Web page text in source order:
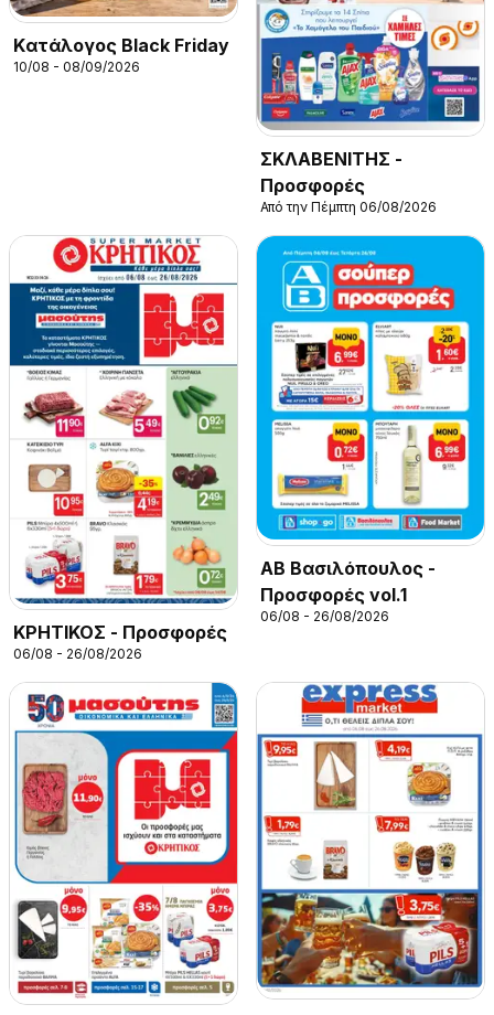
Kατάλογος Black Friday
10/08 - 08/09/2026
ΣΚΛΑΒΕΝΙΤΗΣ -
Προσφορές
Από την Πέμπτη 06/08/2026
ΚΡΗΤΙΚΟΣ - Προσφορές
06/08 - 26/08/2026
ΑΒ Βασιλόπουλος -
Προσφορές vol.1
06/08 - 26/08/2026